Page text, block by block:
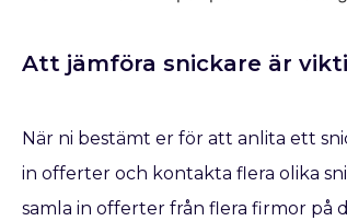
Att jämföra snickare är
När ni bestämt er för att anlita ett
in offerter och kontakta flera olika
samla in offerter från flera firmor på